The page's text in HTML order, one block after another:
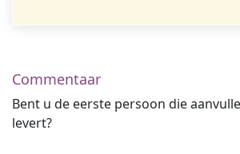
Commentaar
Bent u de eerste persoon die
levert?